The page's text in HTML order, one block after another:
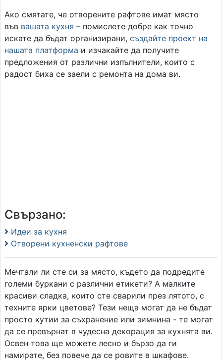
Ако смятате, че отворените рафтове имат място
във вашата кухня – помислете добре как точно
искате да бъдат организирани, създайте проект на
нашата платформа и изчакайте да получите
предложения от различни изпълнители, които с
радост биха се заели с ремонта на дома ви.
Свързано:
Идеи за кухня
Отворени кухненски рафтове
Мечтали ли сте си за място, където да подредите
големи буркани с различни етикети? А малките
красиви сладка, които сте сварили през лятото, с
техните ярки цветове? Тези неща могат да не бъдат
просто кутии за съхранение или зимнина - те могат
да се превърнат в чудесна декорация за кухнята ви.
Освен това ще можете лесно и бързо да ги
намирате, без повече да се ровите в шкафове.